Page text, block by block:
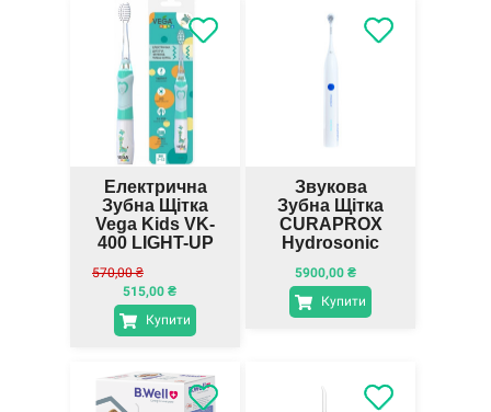
Електрична
Зубна Щітка
Vega Kids VK-
400 LIGHT-UP
570,00₴
515,00 ₴
Купити
Звукова
Зубна Щітка
CURAPROX
Hydrosonic
5900,00₴
Купити